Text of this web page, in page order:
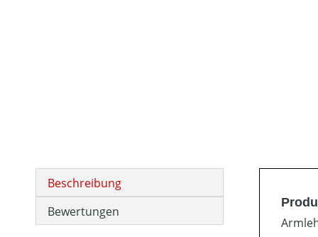
Beschreibung
Bewertungen